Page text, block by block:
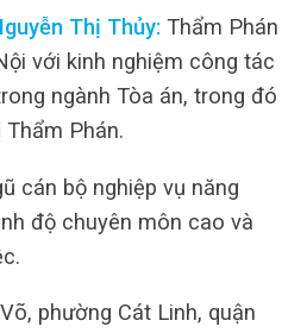
Thị Thủy: Thẩm Phán
với kinh nghiệm công tác
ngành Tòa án, trong đó
Phán.
cán bộ nghiệp vụ năng
độ chuyên môn cao và
phường Cát Linh, quận